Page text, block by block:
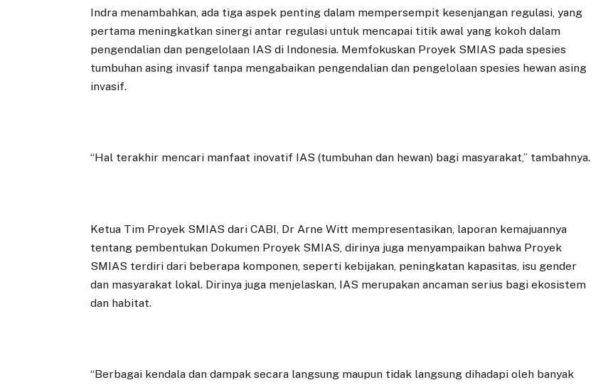
Indra menambahkan, ada tiga aspek penting dalam mempersempit kesenjangan regulasi, yang
pertama meningkatkan sinergi antar regulasi untuk mencapai titik awal yang kokoh dalam
pengendalian dan pengelolaan IAS di Indonesia. Memfokuskan Proyek SMIAS pada spesies
tumbuhan asing invasif tanpa mengabaikan pengendalian dan pengelolaan spesies hewan asing
invasif.
“Hal terakhir mencari manfaat inovatif IAS (tumbuhan dan hewan) bagi masyarakat,” tambahnya.
Ketua Tim Proyek SMIAS dari CABI, Dr Arne Witt mempresentasikan, laporan kemajuannya
tentang pembentukan Dokumen Proyek SMIAS, dirinya juga menyampaikan bahwa Proyek
SMIAS terdiri dari beberapa komponen, seperti kebijakan, peningkatan kapasitas, isu gender
dan masyarakat lokal. Dirinya juga menjelaskan, IAS merupakan ancaman serius bagi ekosistem
dan habitat.
“Berbagai kendala dan dampak secara langsung maupun tidak langsung dihadapi oleh banyak
Rakyat
19 JULI 2025
BOGOR – Dalam rapat
koordinasi Panitia
BOGOR – Wali Kota
Rachim, menerima
kunjungan Danantara
bersama Badan Usaha